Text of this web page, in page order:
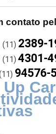
contato
(11) 2389-
(11) 4301-
94576-
Up